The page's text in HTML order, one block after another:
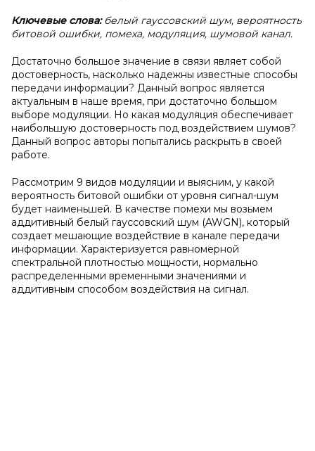
Ключевые слова:белый гауссовский шум, вероятность
битовой ошибки, помеха, модуляция, шумовой канал.
Достаточно большое значение в связи являет собой
достоверность, насколько надежны известные способы
передачи информации? Данный вопрос является
актуальным в наше время, при достаточно большом
выборе модуляции. Но какая модуляция обеспечивает
наибольшую достоверность под воздействием шумов?
Данный вопрос авторы попытались раскрыть в своей
работе.
Рассмотрим 9 видов модуляции и выясним, у какой
вероятность битовой ошибки от уровня сигнал-шум
будет наименьшей. В качестве помехи мы возьмем
аддитивный белый гауссовский шум (AWGN), который
создает мешающие воздействие в канале передачи
информации. Характеризуется равномерной
спектральной плотностью мощности, нормально
распределенными временными значениями и
аддитивным способом воздействия на сигнал.